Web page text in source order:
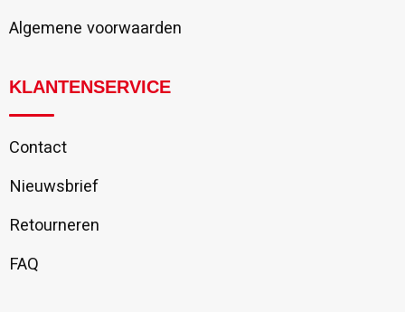
Algemene voorwaarden
KLANTENSERVICE
Contact
Nieuwsbrief
Retourneren
FAQ